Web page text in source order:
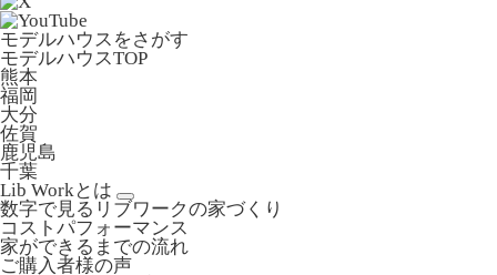
モデルハウスをさがす
モデルハウスTOP
熊本
福岡
大分
佐賀
鹿児島
千葉
Lib Workとは
数字で見るリブワークの家づくり
コストパフォーマンス
家ができるまでの流れ
ご購入者様の声